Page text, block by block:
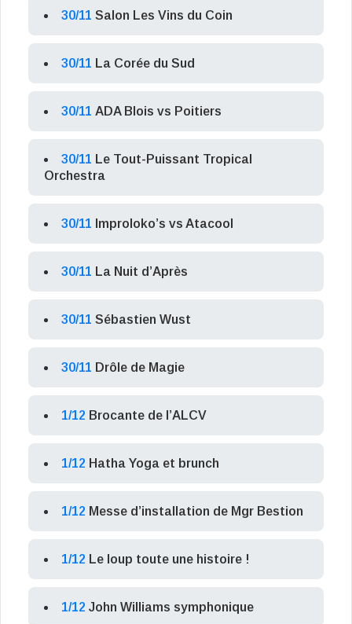
30/11 Salon Les Vins du Coin
30/11 La Corée du Sud
30/11 ADA Blois vs Poitiers
30/11 Le Tout-Puissant Tropical
Orchestra
30/11 Improloko’s vs Atacool
30/11 La Nuit d’Après
30/11 Sébastien Wust
30/11 Drôle de Magie
1/12 Brocante de l’ALCV
1/12 Hatha Yoga et brunch
1/12 Messe d’installation de Mgr Bestion
1/12 Le loup toute une histoire !
1/12 John Williams symphonique